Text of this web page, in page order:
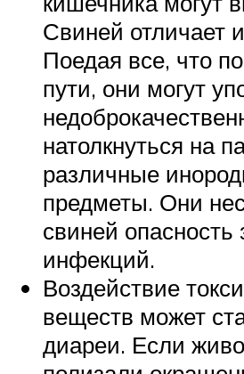
Свиней отличает
Поедая все, что
пути, они могут
натолкнуться на
различные
предметы. Они
свиней опасность
инфекций.
Воздействие
веществ может
диареи. Если